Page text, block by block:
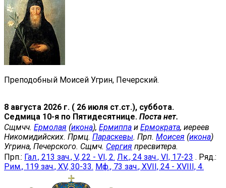
Преподобный Моисей Угрин, Печерский.
8 августа 2026 г. ( 26 июля ст.ст.), суббота.
Седмица 10-я по Пятидесятнице. Поста нет.
Сщмчч. Ермолая (икона), Ермиппа и Ермократа, иереев
Никомидийских. Прмц. Параскевы. Прп. Моисея (икона)
Угрина, Печерского. Сщмч. Сергия пресвитера.
Прп.: Гал., 213 зач., V, 22 - VI, 2. Лк., 24 зач., VI, 17-23 . Ряд.:
Рим., 119 зач., XV, 30-33. Мф., 73 зач., XVII, 24 - XVIII, 4.